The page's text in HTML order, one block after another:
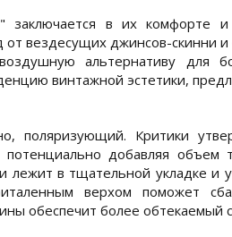
заключается в их комфорте и
вездесущих джинсов-скинни
альтернативу для
винтажной эстетики,
поляризующий. Критики
добавляя объем
в тщательной укладке и
верхом поможет
обеспечит более обтекаемый